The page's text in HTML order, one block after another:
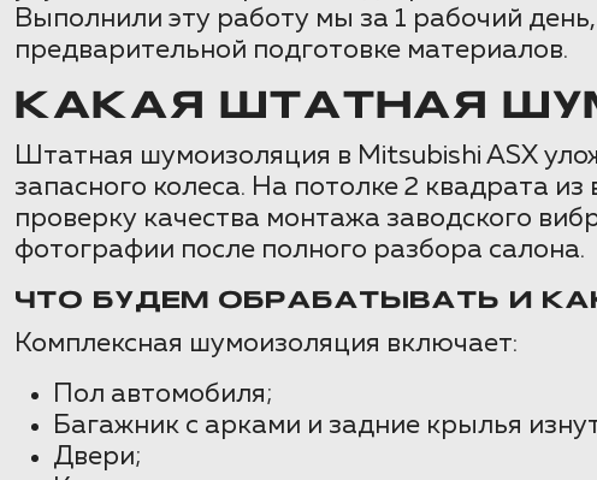
Выполнили эту работу мы за 1 рабочий
предварительной подготовке материалов.
КАКАЯ ШТАТНАЯ
Штатная шумоизоляция в Mitsubishi ASX
запасного колеса. На потолке 2 квадрата
проверку качества монтажа заводского
фотографии после полного разбора салона.
ЧТО БУДЕМ ОБРАБАТЫВАТЬ И
Комплексная шумоизоляция включает:
Пол автомобиля;
Багажник с арками и задние крылья
Двери;